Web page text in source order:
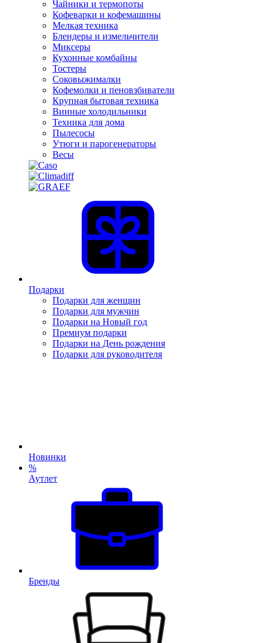
Чайники и термопоты
Кофеварки и кофемашины
Мелкая техника
Блендеры и измельчители
Миксеры
Кухонные комбайны
Тостеры
Соковыжималки
Кофемолки и пеновзбиватели
Крупная бытовая техника
Винные холодильники
Техника для дома
Пылесосы
Утюги и парогенераторы
Весы
Подарки
Подарки для женщин
Подарки для мужчин
Подарки на Новый год
Премиум подарки
Подарки на День рождения
Подарки для руководителя
Новинки
%
Аутлет
Бренды